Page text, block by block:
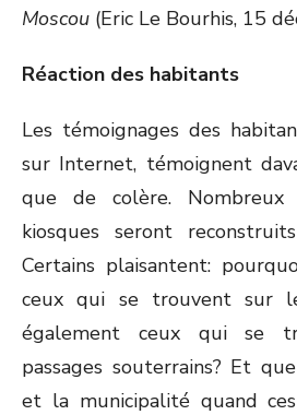
Moscou (Eric Le Bourhis, 15
Réaction des habitants
Les témoignages des
sur Internet, témoignent
que de colère.
kiosques seront
Certains plaisantent:
ceux qui se trouvent sur
également ceux qui se
passages souterrains? Et
et la municipalité quand